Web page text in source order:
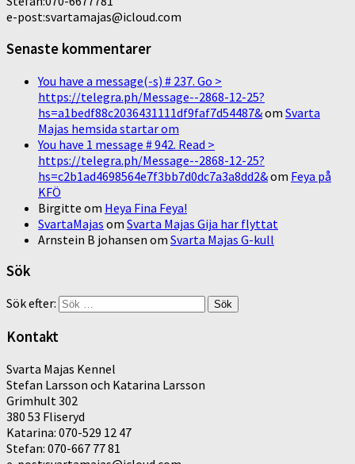
e-post:svartamajas@icloud.com
Senaste kommentarer
You have a message(-s) # 237. Go >
https://telegra.ph/Message--2868-12-25?
hs=a1bedf88c2036431111df9faf7d54487&om Svarta
Majas hemsida startar om
You have 1 message # 942. Read >
https://telegra.ph/Message--2868-12-25?
hs=c2b1ad4698564e7f3bb7d0dc7a3a8dd2&om Feya på
KFÖ
Birgitte om Heya Fina Feya!
SvartaMajas om Svarta Majas Gija har flyttat
Arnstein B johansen om Svarta Majas G-kull
Sök
Sök efter:
Kontakt
Svarta Majas Kennel
Stefan Larsson och Katarina Larsson
Grimhult 302
380 53 Fliseryd
Katarina: 070-529 12 47
Stefan: 070-667 77 81